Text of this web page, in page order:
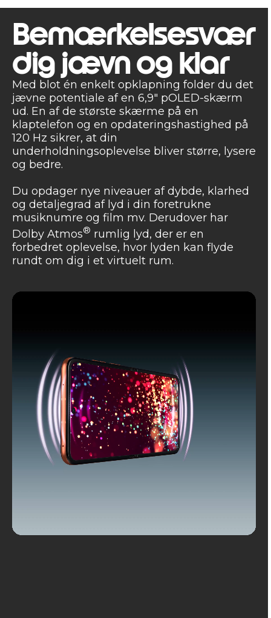
Bemærkelsesvær
dig jævn og klar
Med blot én enkelt opklapning folder du det
jævne potentiale af en 6,9" pOLED-skærm
ud. En af de største skærme på en
klaptelefon og en opdateringshastighed på
120 Hz sikrer, at din
underholdningsoplevelse bliver større, lysere
og bedre.
Du opdager nye niveauer af dybde, klarhed
og detaljegrad af lyd i din foretrukne
musiknumre og film mv. Derudover har
Dolby Atmos® rumlig lyd, der er en
forbedret oplevelse, hvor lyden kan flyde
rundt om dig i et virtuelt rum.